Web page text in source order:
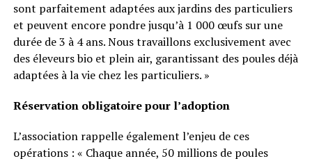
sont parfaitement adaptées aux jardins des particuliers
et peuvent encore pondre jusqu’à 1 000 œufs sur une
durée de 3 à 4 ans. Nous travaillons exclusivement avec
des éleveurs bio et plein air, garantissant des poules déjà
adaptées à la vie chez les particuliers. »
Réservation obligatoire pour l’adoption
L’association rappelle également l’enjeu de ces
opérations : « Chaque année, 50 millions de poules